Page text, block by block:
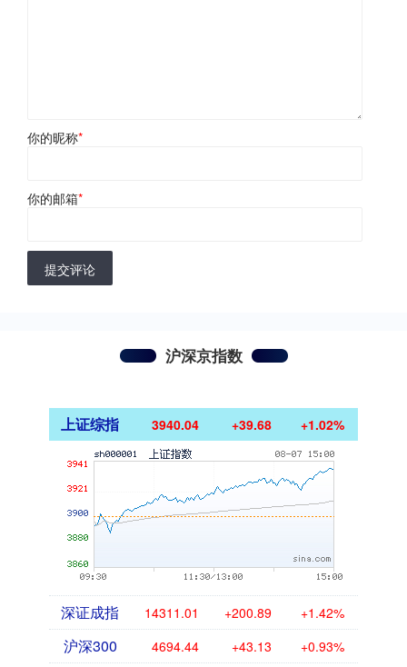
你的昵称*
你的邮箱*
提交评论
沪深京指数
上证综指 3940.04 +39.68 +1.02%
深证成指 14311.01 +200.89 +1.42%
沪深300 4694.44 +43.13 +0.93%